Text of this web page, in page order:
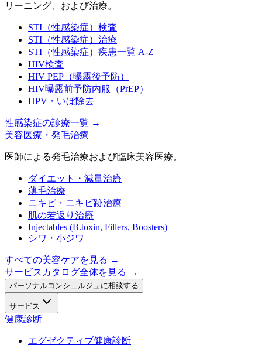
リーニング、および治療。
STI（性感染症）検査
STI（性感染症）治療
STI（性感染症）疾患一覧 A-Z
HIV検査
HIV PEP（曝露後予防）
HIV曝露前予防内服（PrEP）
HPV・いぼ除去
性感染症の診療一覧 →
美容医療・発毛治療
医師による発毛治療および臨床美容医療。
ダイエット・減量治療
薄毛治療
ニキビ・ニキビ跡治療
肌の若返り治療
Injectables (B.toxin, Fillers, Boosters)
シワ・小ジワ
すべての美容ケアを見る →
サービスカタログ全体を見る →
パーソナルコンシェルジュに相談する
サービス
健康診断
エグゼクティブ健康診断